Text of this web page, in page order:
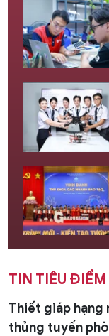
TIN TIÊU ĐIỂM
Thiết giáp hạng
thủng tuyến